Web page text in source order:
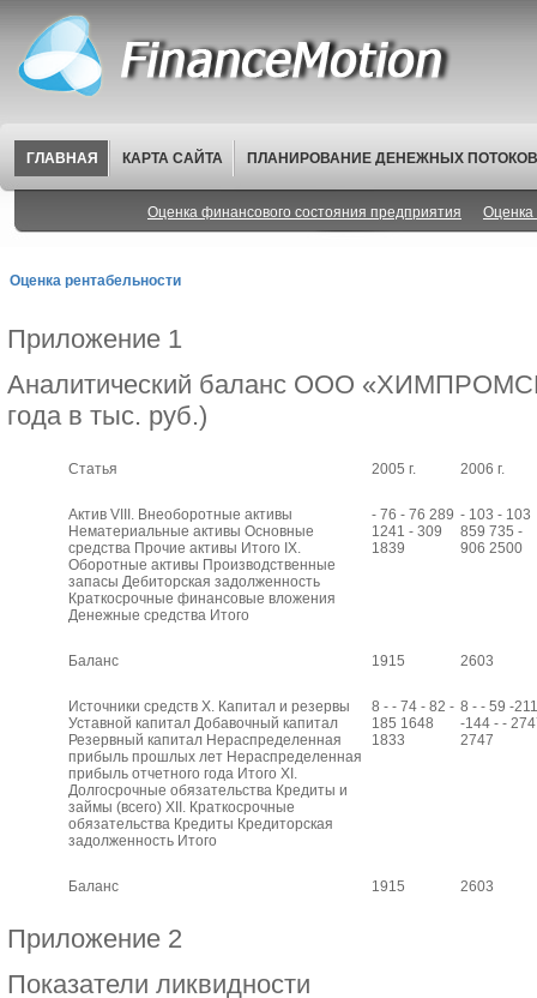
ГЛАВНАЯ КАРТА САЙТА ПЛАНИРОВАНИЕ ДЕНЕЖНЫХ ПОТОКОВ
Оценка финансового состояния предприятия Оценка
Оценка рентабельности
Приложение 1
Аналитический баланс ООО
года в тыс. руб.)
Статья 2005 г. 2006 г.
Актив VIII. Внеоборотные активы
Нематериальные активы Основные
средства Прочие активы Итого IX.
Оборотные активы Производственные
запасы Дебиторская задолженность
Краткосрочные финансовые вложения
Денежные средства Итого
- 76 - 76 289
1241 - 309
1839
- 103 - 103
859 735 -
906 2500
Баланс 1915 2603
Источники средств X. Капитал и резервы
Уставной капитал Добавочный капитал
Резервный капитал Нераспределенная
прибыль прошлых лет Нераспределенная
прибыль отчетного года Итого XI.
Долгосрочные обязательства Кредиты и
займы (всего) XII. Краткосрочные
обязательства Кредиты Кредиторская
задолженность Итого
8 - - 74 - 82 -
185 1648
1833
8 - - 59 -
-144 - -
2747
Баланс 1915 2603
Приложение 2
Показатели ликвидности